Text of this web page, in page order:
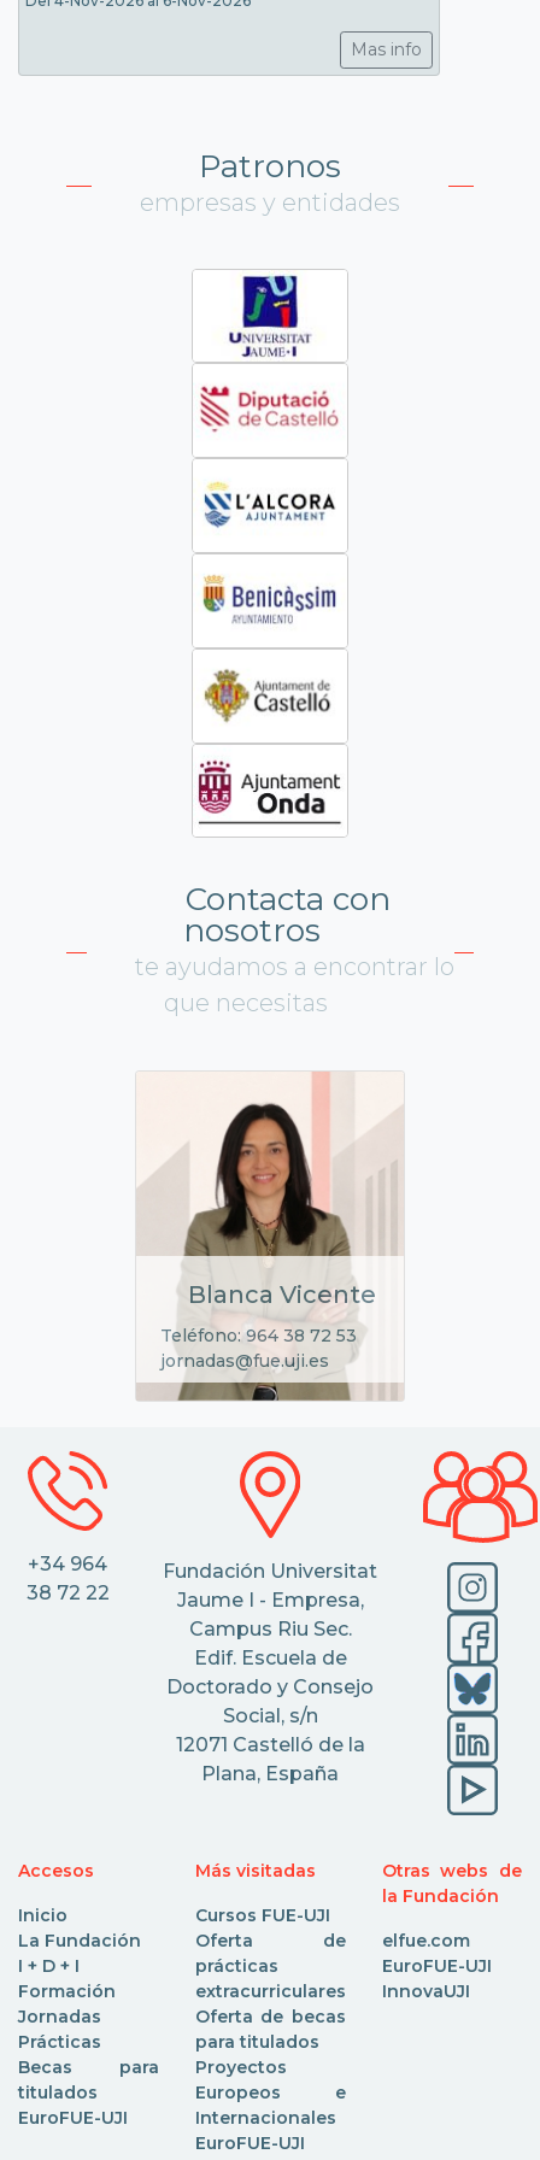
Mas info
Patronos
empresas y entidades
Contacta con
nosotros
te ayudamos a encontrar lo
que necesitas
Blanca Vicente
Teléfono: 964 38 72 53
jornadas@fue.uji.es
+34 964
38 72 22
Fundación Universitat
Jaume I - Empresa,
Campus Riu Sec.
Edif. Escuela de
Doctorado y Consejo
Social, s/n
12071 Castelló de la
Plana, España
Accesos
Inicio
La Fundación
I + D + I
Formación
Jornadas
Prácticas
Becas para
titulados
EuroFUE-UJI
Más visitadas
Cursos FUE-UJI
Oferta de
prácticas
extracurriculares
Oferta de becas
para titulados
Proyectos
Europeos e
Internacionales
EuroFUE-UJI
Otras webs de
la Fundación
elfue.com
EuroFUE-UJI
InnovaUJI